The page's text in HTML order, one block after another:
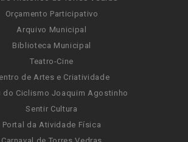
Orçamento Participativo
Arquivo Municipal
Biblioteca Municipal
Teatro-Cine
de Artes e Criatividade
do Ciclismo Joaquim Agostinho
Sentir Cultura
Portal da Atividade Física